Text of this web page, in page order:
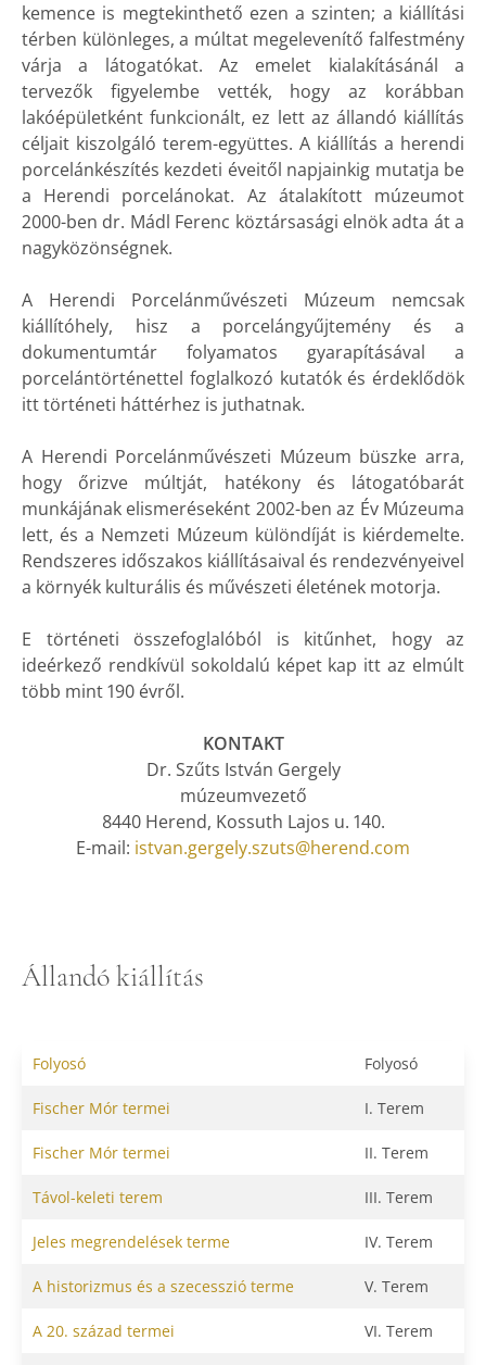
kemence is megtekinthető ezen a szinten; a kiállítási
térben különleges, a múltat megelevenítő falfestmény
várja a látogatókat. Az emelet kialakításánál a
tervezők figyelembe vették, hogy az korábban
lakóépületként funkcionált, ez lett az állandó kiállítás
céljait kiszolgáló terem-együttes. A kiállítás a herendi
porcelánkészítés kezdeti éveitől napjainkig mutatja be
a Herendi porcelánokat. Az átalakított múzeumot
2000-ben dr. Mádl Ferenc köztársasági elnök adta át a
nagyközönségnek.
A Herendi Porcelánművészeti Múzeum nemcsak
kiállítóhely, hisz a porcelángyűjtemény és a
dokumentumtár folyamatos gyarapításával a
porcelántörténettel foglalkozó kutatók és érdeklődök
itt történeti háttérhez is juthatnak.
A Herendi Porcelánművészeti Múzeum büszke arra,
hogy őrizve múltját, hatékony és látogatóbarát
munkájának elismeréseként 2002-ben az Év Múzeuma
lett, és a Nemzeti Múzeum különdíját is kiérdemelte.
Rendszeres időszakos kiállításaival és rendezvényeivel
a környék kulturális és művészeti életének motorja.
E történeti összefoglalóból is kitűnhet, hogy az
ideérkező rendkívül sokoldalú képet kap itt az elmúlt
több mint 190 évről.
KONTAKT
Dr. Szűts István Gergely
múzeumvezető
8440 Herend, Kossuth Lajos u. 140.
E-mail: istvan.gergely.szuts@herend.com
Állandó kiállítás
Folyosó Folyosó
Fischer Mór termei I. Terem
Fischer Mór termei II. Terem
Távol-keleti terem III. Terem
Jeles megrendelések terme IV. Terem
A historizmus és a szecesszió terme V. Terem
A 20. század termei VI. Terem